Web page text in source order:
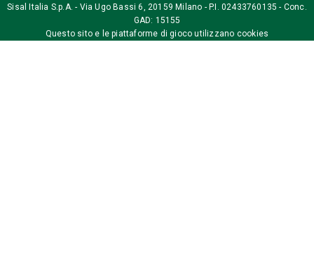
Sisal Italia S.p.A. - Via Ugo Bassi 6, 20159 Milano - P.I. 02433760135 - Conc.
GAD: 15155
Questo sito e le piattaforme di gioco utilizzano cookies